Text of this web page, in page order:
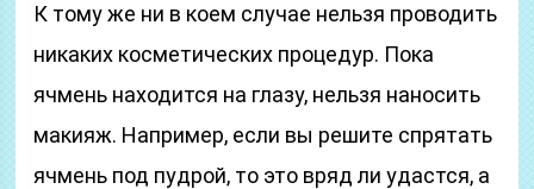
К тому же ни в коем случае нельзя проводить
никаких косметических процедур. Пока
ячмень находится на глазу, нельзя наносить
макияж. Например, если вы решите спрятать
ячмень под пудрой, то это вряд ли удастся, а